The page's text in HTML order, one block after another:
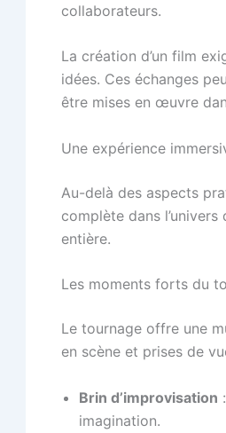
collaborateurs.
La création d’un film
idées. Ces échanges
être mises en œuvre
Une expérience
Au-delà des aspects
complète dans l’univers
entière.
Les moments forts du
Le tournage offre une
en scène et prises de
Brin d’improvisation
imagination.